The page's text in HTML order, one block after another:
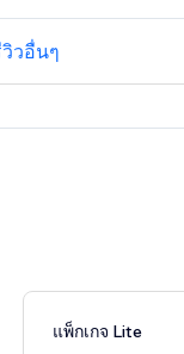
วอื่นๆ
แพ็กเกจ Lite